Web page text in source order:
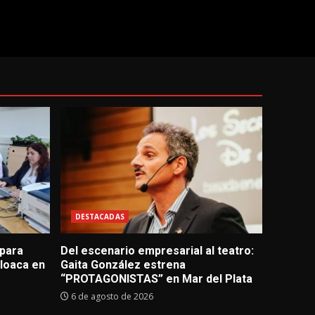
en
DESTACADAS
Del escenario empresarial al teatro:
Gaita González estrena
“PROTAGONISTAS” en Mar del Plata
6 de agosto de 2026